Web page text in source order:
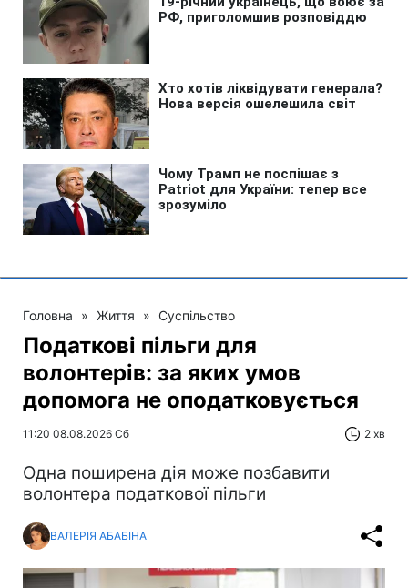
Головна » Життя » Суспільство
Податкові пільги для
волонтерів: за яких умов
допомога не оподатковується
11:20 08.08.2026 Сб 2 хв
Одна поширена дія може позбавити
волонтера податкової пільги
ВАЛЕРІЯ АБАБІНА